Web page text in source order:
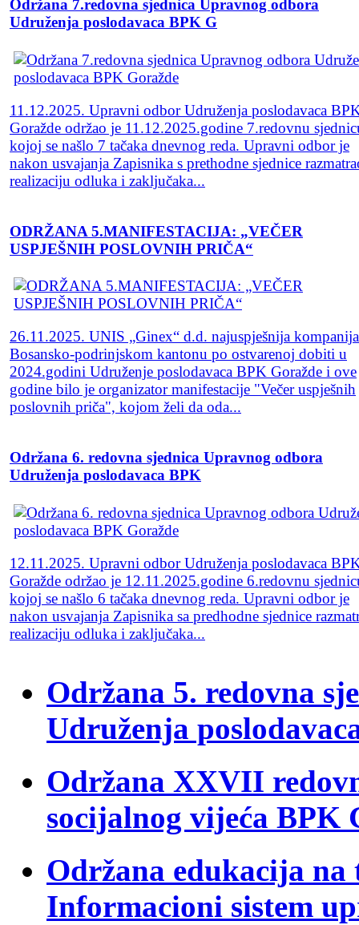
Održana 7.redovna sjednica Upravnog odbora
Udruženja poslodavaca BPK G
11.12.2025. Upravni odbor Udruženja poslodavaca
Goražde održao je 11.12.2025.godine 7.redovnu
kojoj se našlo 7 tačaka dnevnog reda. Upravni odbor je
nakon usvajanja Zapisnika s prethodne sjednice
realizaciju odluka i zaključaka...
ODRŽANA 5.MANIFESTACIJA: „VEČER
USPJEŠNIH POSLOVNIH PRIČA“
26.11.2025. UNIS „Ginex“ d.d. najuspješnija
Bosansko-podrinjskom kantonu po ostvarenoj dobiti u
2024.godini Udruženje poslodavaca BPK Goražde i ove
godine bilo je organizator manifestacije "Večer uspješnih
poslovnih priča", kojom želi da oda...
Održana 6. redovna sjednica Upravnog odbora
Udruženja poslodavaca BPK
12.11.2025. Upravni odbor Udruženja poslodavaca
Goražde održao je 12.11.2025.godine 6.redovnu
kojoj se našlo 6 tačaka dnevnog reda. Upravni odbor je
nakon usvajanja Zapisnika sa predhodne sjednice
realizaciju odluka i zaključaka...
Održana 5. redovna
Udruženja
Održana XXVII
socijalnog vijeća BPK
Održana edukacija na
Informacioni sistem